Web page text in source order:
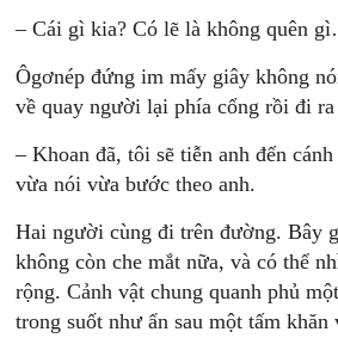
– Cái gì kia? Có lẽ là không quên
Ôgơnép đứng im mấy giây không
về quay người lại phía cổng rồi đi
– Khoan đã, tôi sẽ tiễn anh đến
vừa nói vừa bước theo anh.
Hai người cùng đi trên đường. Bây
không còn che mắt nữa, và có thể
rộng. Cảnh vật chung quanh phủ
trong suốt như ẩn sau một tấm khăn